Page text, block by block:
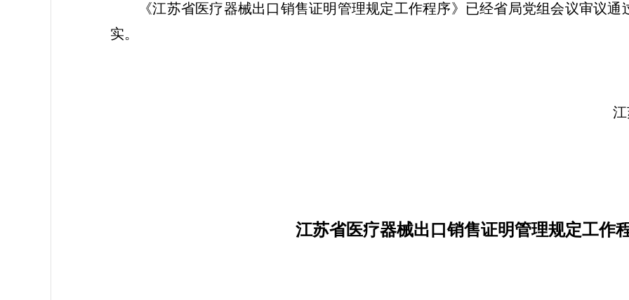
《江苏省医疗器械出口销售证明管理规定工作程序》已经省局党组会议审议
实。
江苏省药品监督
江苏省医疗器械出口销售证明管理规定工作